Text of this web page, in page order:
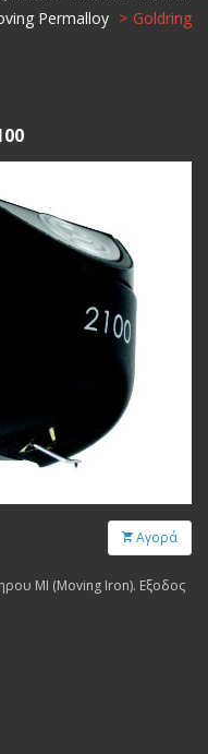
Permalloy
Goldring
Αγορά
MI (Moving Iron). Εξοδος